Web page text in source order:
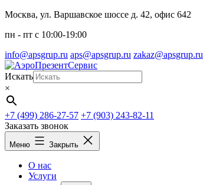
Перейти
содержимому
Москва, ул. Варшавское шоссе д. 42, офис 642
пн - пт c 10:00-19:00
info@apsgrup.ru aps@apsgrup.ru zakaz@apsgrup.ru
Искать
×
+7 (499) 286-27-57 +7 (903) 243-82-11
Заказать звонок
Меню Закрыть
О нас
Услуги